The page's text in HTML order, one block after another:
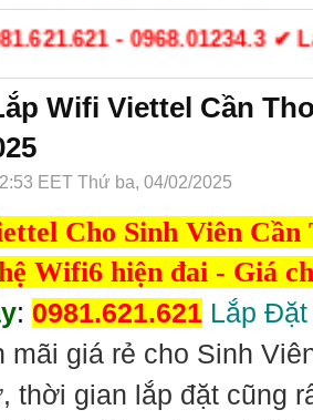
- 0968.01234.3 ✔
Wifi Viettel Cần
EET Thứ ba, 04/02/2025
Cho Sinh Viên Cần
Wifi6 hiện đai - Giá
: 0981.621.621 Lắp
mãi giá rẻ cho Sinh
thời gian lắp đặt cũng